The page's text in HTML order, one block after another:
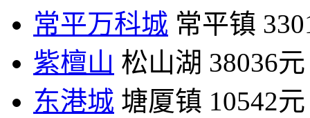
常平万科城 常平镇
紫檀山 松山湖 38036元
东港城 塘厦镇 10542元